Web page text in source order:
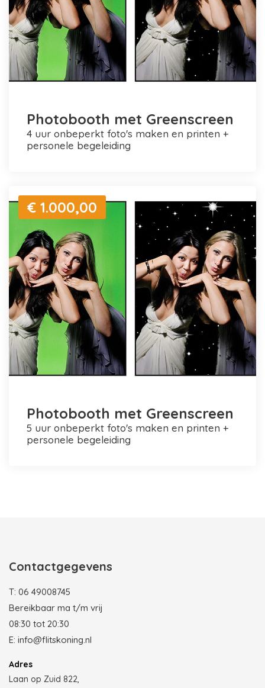
Photobooth met Greenscreen
4 uur onbeperkt foto's maken en printen +
personele begeleiding
€ 1.000,00
Photobooth met Greenscreen
5 uur onbeperkt foto's maken en printen +
personele begeleiding
Contactgegevens
T: 06 49008745
Bereikbaar ma t/m vrij
08:30 tot 20:30
E: info@flitskoning.nl
Adres
Laan op Zuid 822,